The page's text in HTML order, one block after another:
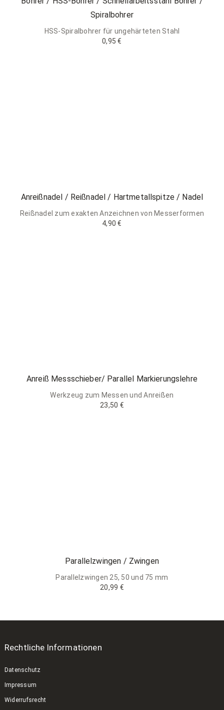
Spiralbohrer
HSS-Spiralbohrer für ungehärteten Stahl
0,95 €
Anreißnadel / Reißnadel / Hartmetallspitze / Nadel
Reißnadel zum exakten Anzeichnen von Messerformen
4,90 €
Anreiß Messschieber/ Parallel Markierungslehre
Werkzeug zum Messen und Anreißen
23,50 €
Parallelzwingen / Zwingen
Parallelzwingen 25, 50 und 75 mm
20,99 €
Rechtliche Informationen
Datenschutz
Impressum
Widerrufsrecht